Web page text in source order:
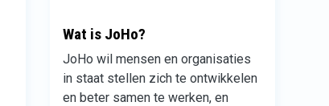
Wat is JoHo?
JoHo wil mensen en organisaties
in staat stellen zich te ontwikkelen
en beter samen te werken, en